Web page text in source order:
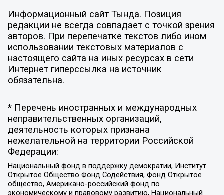
Информационный сайт Тында. Позиция
редакции не всегда совпадает с точкой зрения
авторов. При перепечатке текстов либо ином
использовании текстовых материалов с
настоящего сайта на иных ресурсах в сети
Интернет гиперссылка на источник
обязательна.
* Перечень иностранных и международных
неправительственных организаций,
деятельность которых признана
нежелательной на территории Российской
Федерации:
Национальный фонд в поддержку демократии, Институт
Открытое Общество Фонд Содействия, Фонд Открытое
общество, Американо-российский фонд по
экономическому и правовому развитию, Национальный